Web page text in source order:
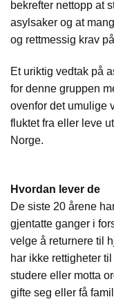
bekrefter nettopp at
asylsaker og at
og rettmessig krav
Et uriktig vedtak på
for denne gruppen
ovenfor det umulige
fluktet fra eller leve
Norge.
Hvordan lever de
De siste 20 årene
gjentatte ganger i
velge å returnere til
har ikke rettigheter
studere eller motta
gifte seg eller få